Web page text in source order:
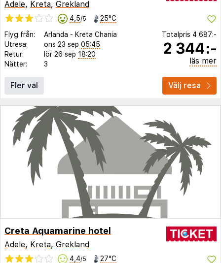
Adele, Kreta, Grekland
4,5/5 25°C
Flyg från: Arlanda - Kreta Chania
Utresa:
ons 23 sep 05:45
Retur:
lör 26 sep 18:20
Nätter:
3
Totalpris 4 687:-
2 344:-
läs mer
Fler val Välj resa
Creta Aquamarine hotel
Adele, Kreta, Grekland
4,4/5 27°C